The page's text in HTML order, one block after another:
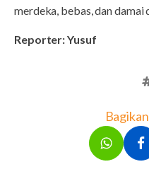
merdeka, bebas, dan damai
Reporter: Yusuf